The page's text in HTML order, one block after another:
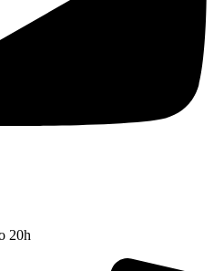
20h